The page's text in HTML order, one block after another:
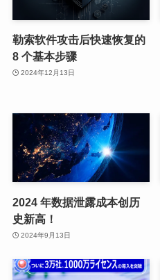
勒索软件攻击后快速恢复的
8 个基本步骤
2024年12月13日
2024 年数据泄露成本创历
史新高！
2024年9月13日